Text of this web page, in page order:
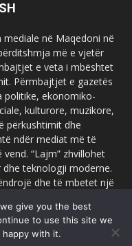
mediale në Maqedoni në
më e vjetër
e veta i mbështet
Përmbajtjet e gazetës
politike, ekonomiko-
kulturore, muzikore,
përkushtimit dhe
ndër mediat më të
“Lajm” zhvillohet
teknologji moderne.
dhe të mbetet një
është një
në Maqedoni.
give you the best
to use this site we
happy with it.